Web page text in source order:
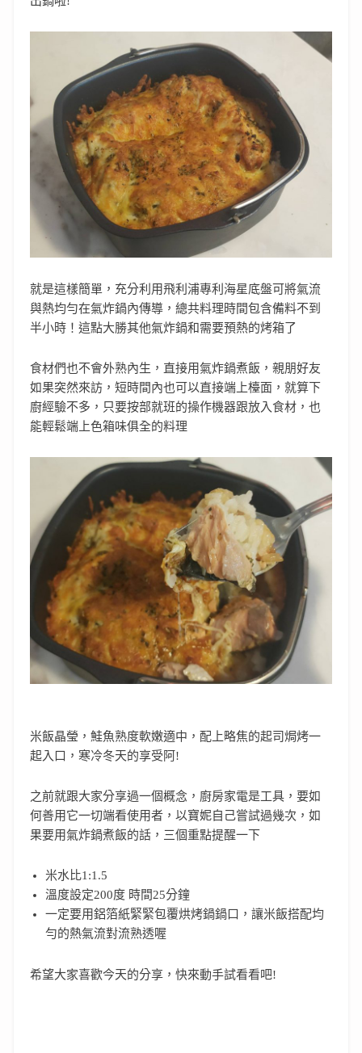
就是這樣簡單，充分利用飛利浦專利海星底盤可將氣流
與熱均勻在氣炸鍋內傳導，總共料理時間包含備料不到
半小時！這點大勝其他氣炸鍋和需要預熱的烤箱了
食材們也不會外熟內生，直接用氣炸鍋煮飯，親朋好友
如果突然來訪，短時間內也可以直接端上檯面，就算下
廚經驗不多，只要按部就班的操作機器跟放入食材，也
能輕鬆端上色箱味俱全的料理
米飯晶瑩，鮭魚熟度軟嫩適中，配上略焦的起司焗烤一
起入口，寒冷冬天的享受阿!
之前就跟大家分享過一個概念，廚房家電是工具，要如
何善用它一切端看使用者，以寶妮自己嘗試過幾次，如
果要用氣炸鍋煮飯的話，三個重點提醒一下
米水比1:1.5
溫度設定200度 時間25分鐘
一定要用鋁箔紙緊緊包覆烘烤鍋鍋口，讓米飯搭配均
勻的熱氣流對流熟透喔
希望大家喜歡今天的分享，快來動手試看看吧!